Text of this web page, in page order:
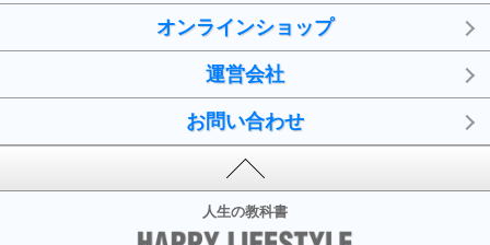
オンラインショップ
運営会社
お問い合わせ
人生の教科書